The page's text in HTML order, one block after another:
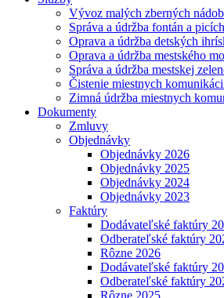
Vývoz malých zberných nádob
Správa a údržba fontán a
Oprava a údržba detských
Oprava a údržba mestského
Správa a údržba mestskej
Čistenie miestnych
Zimná údržba miestnych
Dokumenty
Zmluvy
Objednávky
Objednávky 2026
Objednávky 2025
Objednávky 2024
Objednávky 2023
Faktúry
Dodávateľské faktúry
Odberateľské faktúry
Rôzne 2026
Dodávateľské faktúry
Odberateľské faktúry
Rôzne 2025